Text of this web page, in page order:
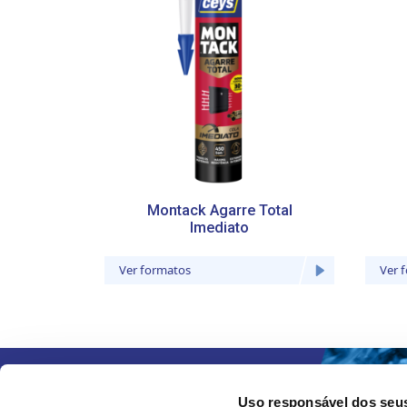
Uso responsável dos
Montack Agarre Total
Imediato
Ver formatos Ver